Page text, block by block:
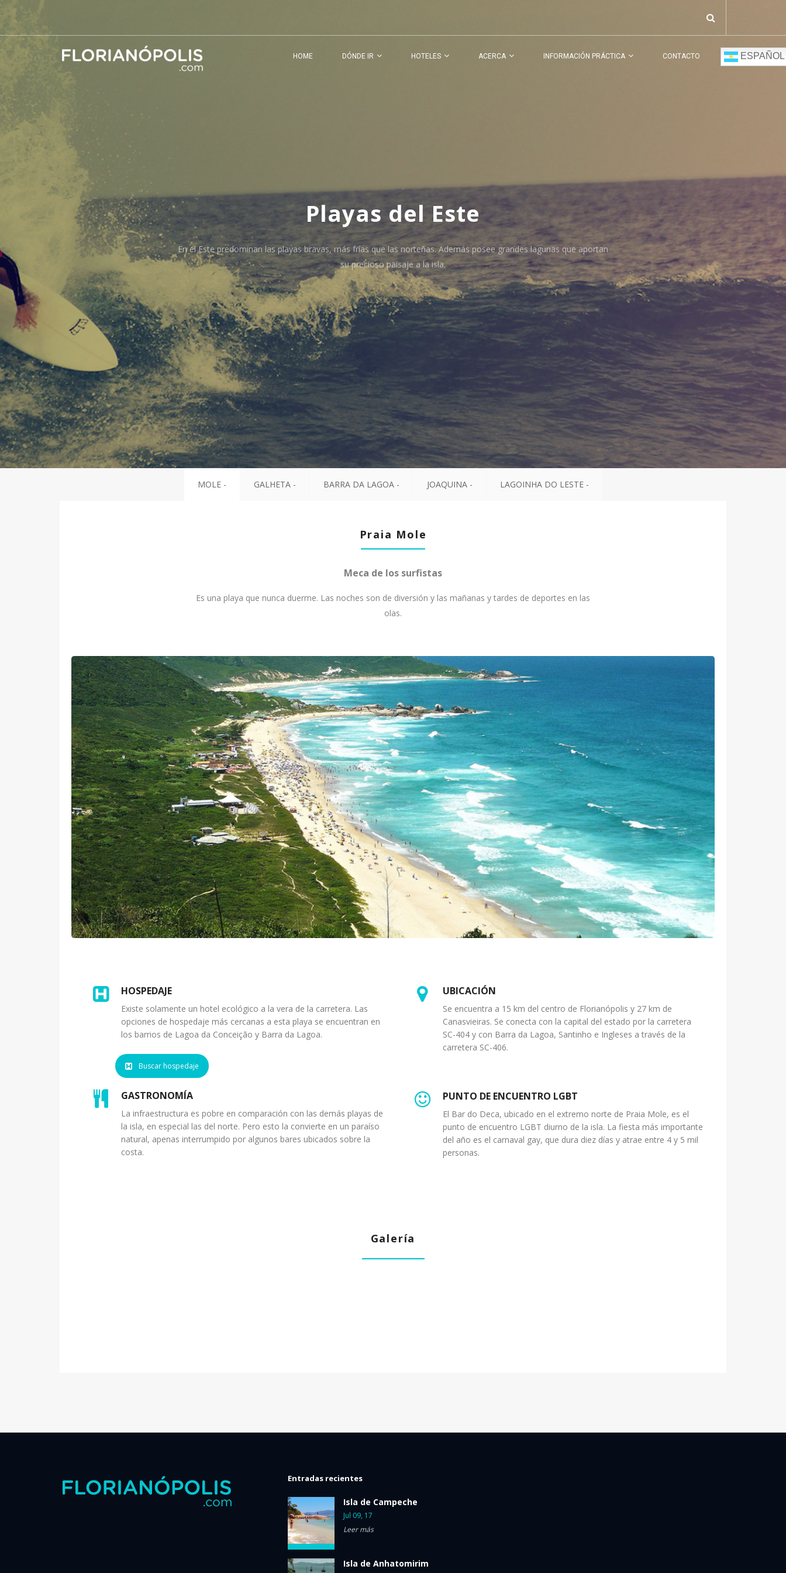
HOME DÓNDE IR HOTELES ACERCA INFORMACIÓN PRÁCTICA CONTACTO ESPAÑOL
Playas del Este
En el Este predominan las playas bravas, más frías que las norteñas. Además posee grandes lagunas que aportan
su precioso paisaje a la isla.
MOLE - GALHETA - BARRA DA LAGOA - JOAQUINA - LAGOINHA DO LESTE -
Praia Mole
Meca de los surfistas
Es una playa que nunca duerme. Las noches son de diversión y las mañanas y tardes de deportes en las
olas.
HOSPEDAJE
Existe solamente un hotel ecológico a la vera de la carretera. Las
opciones de hospedaje más cercanas a esta playa se encuentran en
los barrios de Lagoa da Conceição y Barra da Lagoa.
Buscar hospedaje
GASTRONOMÍA
La infraestructura es pobre en comparación con las demás playas de
la isla, en especial las del norte. Pero esto la convierte en un paraíso
natural, apenas interrumpido por algunos bares ubicados sobre la
costa.
UBICACIÓN
Se encuentra a 15 km del centro de Florianópolis y 27 km de
Canasvieiras. Se conecta con la capital del estado por la carretera
SC-404 y con Barra da Lagoa, Santinho e Ingleses a través de la
carretera SC-406.
PUNTO DE ENCUENTRO LGBT
El Bar do Deca, ubicado en el extremo norte de Praia Mole, es el
punto de encuentro LGBT diurno de la isla. La fiesta más importante
del año es el carnaval gay, que dura diez días y atrae entre 4 y 5 mil
personas.
Galería
Entradas recientes
Isla de Campeche
Jul 09, 17
Leer más
Isla de Anhatomirim